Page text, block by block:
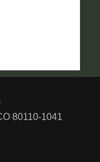
80110-1041